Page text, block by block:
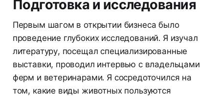
Подготовка и исследования
Первым шагом в открытии бизнеса было
проведение глубоких исследований. Я изучал
литературу, посещал специализированные
выставки, проводил интервью с владельцами
ферм и ветеринарами. Я сосредоточился на
том, какие виды животных пользуются